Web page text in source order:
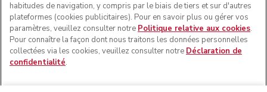
habitudes de navigation, y compris par le biais de tiers et sur d'autres
plateformes (cookies publicitaires). Pour en savoir plus ou gérer vos
paramètres, veuillez consulter notre Politique relative aux cookies.
Pour connaître la façon dont nous traitons les données personnelles
collectées via les cookies, veuillez consulter notre Déclaration de
confidentialité.